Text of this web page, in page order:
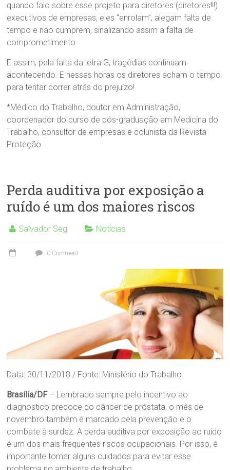
quando falo sobre esse projeto para diretores (diretores!!!)
executivos de empresas, eles “enrolam”, alegam falta de
tempo e não cumprem, sinalizando assim a falta de
comprometimento.
E assim, pela falta da letra G, tragédias continuam
acontecendo. E nessas horas os diretores acham o tempo
para tentar correr atrás do prejuízo!
*Médico do Trabalho, doutor em Administração,
coordenador do curso de pós-graduação em Medicina do
Trabalho, consultor de empresas e colunista da Revista
Proteção
Perda auditiva por exposição a
ruído é um dos maiores riscos
Salvador Seg Notícias
0 Comment
Data: 30/11/2018 / Fonte: Ministério do Trabalho
Brasília/DF – Lembrado sempre pelo incentivo ao
diagnóstico precoce do câncer de próstata, o mês de
novembro também é marcado pela prevenção e o
combate à surdez. A perda auditiva por exposição ao ruído
é um dos mais frequentes riscos ocupacionais. Por isso, é
importante tomar alguns cuidados para evitar esse